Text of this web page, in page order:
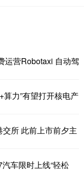
运营Robotaxi 自动驾
算力”有望打开核电产
所 此前上市前夕主
车限时上线“轻松